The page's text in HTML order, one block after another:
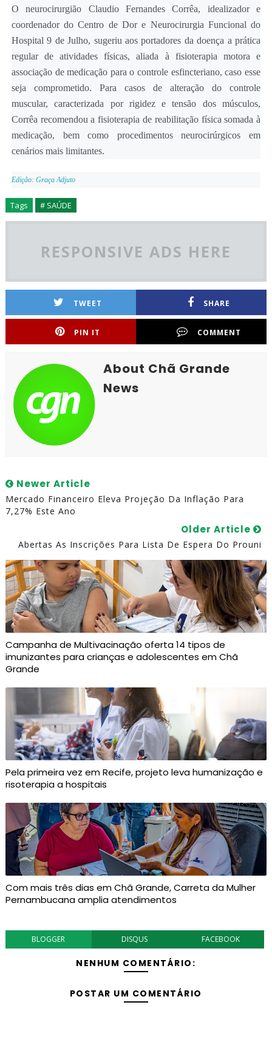
O neurocirurgião Claudio Fernandes Corrêa, idealizador e
coordenador do Centro de Dor e Neurocirurgia Funcional do
Hospital 9 de Julho, sugeriu aos portadores da doença a prática
regular de atividades físicas, aliada à fisioterapia motora e
associação de medicação para o controle esfincteriano, caso esse
seja comprometido. Para casos de alteração do controle
muscular, caracterizada por rigidez e tensão dos músculos,
Corrêa recomendou a fisioterapia de reabilitação física somada à
medicação, bem como procedimentos neurocirúrgicos em
cenários mais limitantes.
Edição: Graça Adjuto
Tags # SAÚDE
RESPONSIVE ADS HERE
TWEET SHARE
PIN IT COMMENT
About Chã Grande
News
Newer Article
Mercado Financeiro Eleva Projeção Da Inflação Para
7,27% Este Ano
Older Article
Abertas As Inscrições Para Lista De Espera Do Prouni
Campanha de Multivacinação oferta 14 tipos de
imunizantes para crianças e adolescentes em Chã
Grande
Pela primeira vez em Recife, projeto leva humanização e
risoterapia a hospitais
Com mais três dias em Chã Grande, Carreta da Mulher
Pernambucana amplia atendimentos
BLOGGER DISQUS FACEBOOK
NENHUM COMENTÁRIO:
POSTAR UM COMENTÁRIO